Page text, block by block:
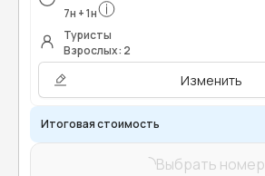
7н +1н
Туристы
Взрослых: 2
Изменить
Итоговая стоимость
Выбрать номер